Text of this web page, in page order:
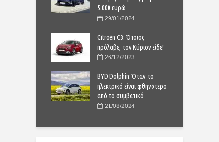
5.000 ευρώ
29/01/2024
Citroën C3: Όποιος
πρόλαβε, τον Κύριον είδε!
26/12/2023
BYD Dolphin: Όταν το
ηλεκτρικό είναι φθηνότερο
από το συμβατικό
21/08/2024